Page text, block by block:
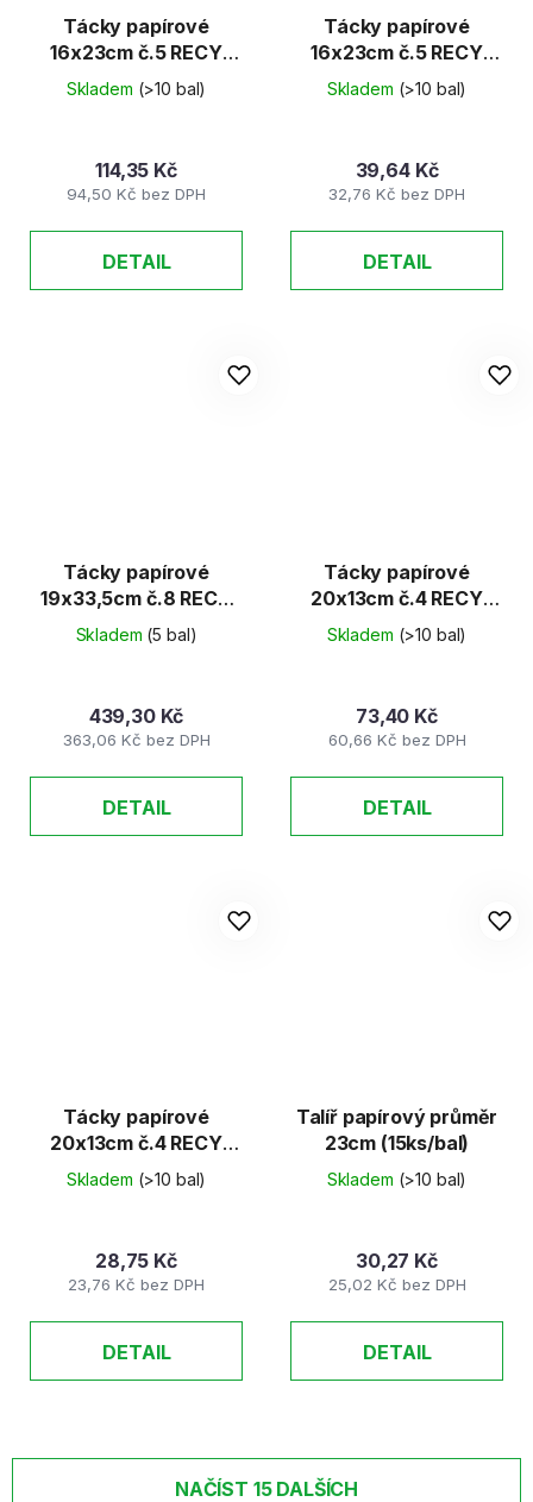
Tácky papírové
16x23cm č.5 RECY
(100ks/balení)
Skladem (>10 bal)
94,50 Kč bez DPH
114,35 Kč
DETAIL
Tácky papírové
16x23cm č.5 RECY
(25ks)
Skladem (>10 bal)
32,76 Kč bez DPH
39,64 Kč
DETAIL
Tácky papírové
19x33,5cm č.8 RECY
(125ks)
Skladem (5 bal)
363,06 Kč bez DPH
439,30 Kč
DETAIL
Tácky papírové
20x13cm č.4 RECY
(100ks)
Skladem (>10 bal)
60,66 Kč bez DPH
73,40 Kč
DETAIL
Tácky papírové
20x13cm č.4 RECY
(25ks)
Skladem (>10 bal)
23,76 Kč bez DPH
28,75 Kč
DETAIL
Talíř papírový průměr
23cm (15ks/bal)
Skladem (>10 bal)
25,02 Kč bez DPH
30,27 Kč
DETAIL
NAČÍST 15 DALŠÍCH